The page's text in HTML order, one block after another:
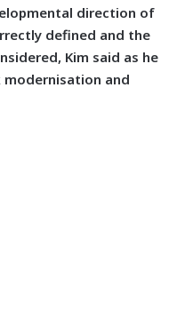
direction of
defined and the
Kim said as he
and